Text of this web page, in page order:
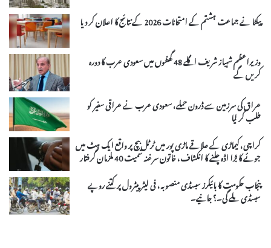
پیکٹا نے جماعت ہشتم کے امتحانات 2026 کے نتائج کا اعلان کر دیا
وزیراعظم شہباز شریف اگلے 48 گھنٹوں میں سعودی عرب کا دورہ
کریں گے
عراق کی سرزمین سے ڈرون حملے، سعودی عرب نے عراقی سفیر کو
طلب کر لیا
کراچی، کیماڑی کے علاقے ماڑی پور میں ٹرٹل بیچ پر واقع ایک ہٹ میں
جوئے کا بڑا اڈہ چلنے کا انکشاف، خاتون سرغنہ سمیت 40 ملزمان گرفتار
پنجاب حکومت کا بائیکرز سبسڈی منصوبہ، فی لیٹر پیٹرول پر کتنے روپے
سبسڈی ملے گی۔؟ جانیے۔